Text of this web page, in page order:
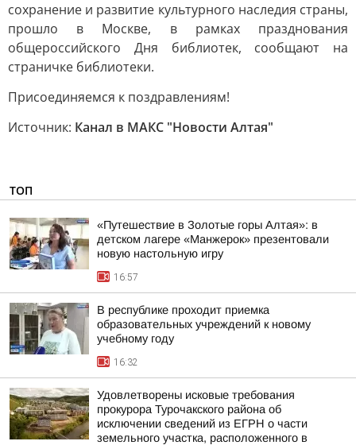
сохранение и развитие культурного наследия страны,
прошло в Москве, в рамках празднования
общероссийского Дня библиотек, сообщают на
страничке библиотеки.
Присоединяемся к поздравлениям!
Источник: Канал в МАКС "Новости Алтая"
ТОП
«Путешествие в Золотые горы Алтая»: в
детском лагере «Манжерок» презентовали
новую настольную игру
16:57
В республике проходит приемка
образовательных учреждений к новому
учебному году
16:32
Удовлетворены исковые требования
прокурора Турочакского района об
исключении сведений из ЕГРН о части
земельного участка, расположенного в